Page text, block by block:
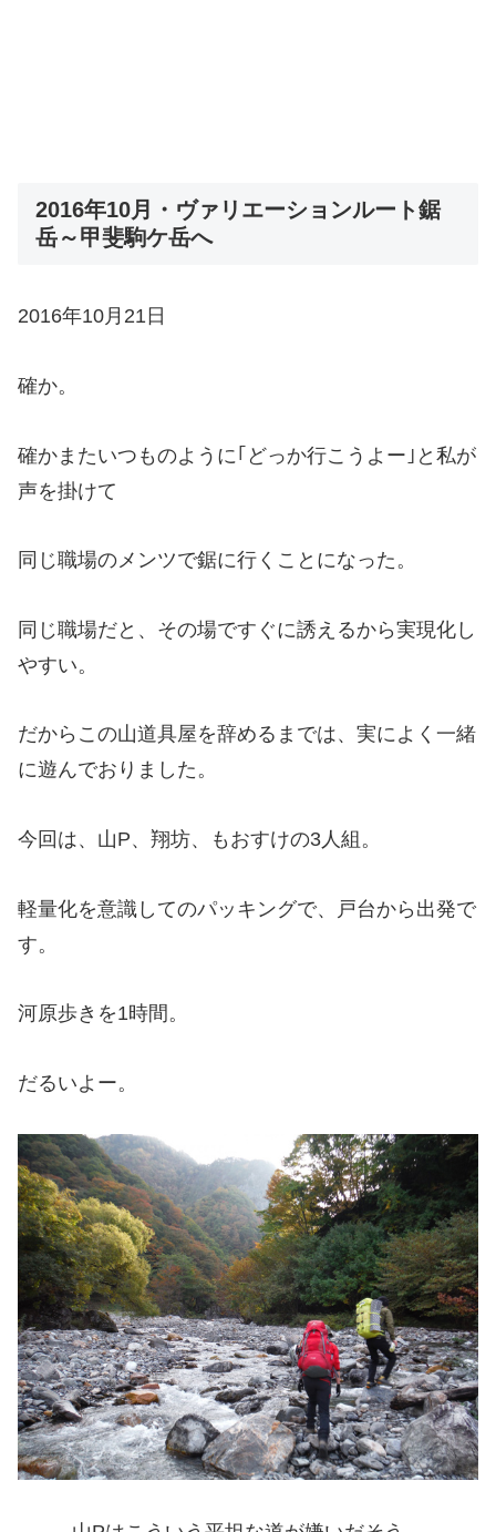
2016年10月・ヴァリエーションルート鋸
岳～甲斐駒ケ岳へ
2016年10月21日
確か。
確かまたいつものように｢どっか行こうよー｣と私が
声を掛けて
同じ職場のメンツで鋸に行くことになった。
同じ職場だと、その場ですぐに誘えるから実現化し
やすい。
だからこの山道具屋を辞めるまでは、実によく一緒
に遊んでおりました。
今回は、山P、翔坊、もおすけの3人組。
軽量化を意識してのパッキングで、戸台から出発で
す。
河原歩きを1時間。
だるいよー。